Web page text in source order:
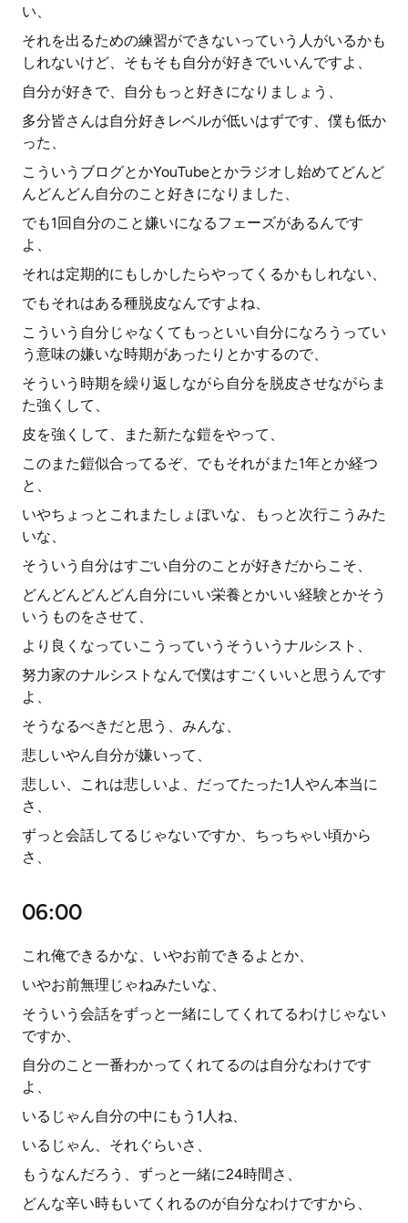
い、
それを出るための練習ができないっていう人がいるかも
しれないけど、そもそも自分が好きでいいんですよ、
自分が好きで、自分もっと好きになりましょう、
多分皆さんは自分好きレベルが低いはずです、僕も低か
った、
こういうブログとかYouTubeとかラジオし始めてどんど
んどんどん自分のこと好きになりました、
でも1回自分のこと嫌いになるフェーズがあるんです
よ、
それは定期的にもしかしたらやってくるかもしれない、
でもそれはある種脱皮なんですよね、
こういう自分じゃなくてもっといい自分になろうってい
う意味の嫌いな時期があったりとかするので、
そういう時期を繰り返しながら自分を脱皮させながらま
た強くして、
皮を強くして、また新たな鎧をやって、
このまた鎧似合ってるぞ、でもそれがまた1年とか経つ
と、
いやちょっとこれまたしょぼいな、もっと次行こうみた
いな、
そういう自分はすごい自分のことが好きだからこそ、
どんどんどんどん自分にいい栄養とかいい経験とかそう
いうものをさせて、
より良くなっていこうっていうそういうナルシスト、
努力家のナルシストなんで僕はすごくいいと思うんです
よ、
そうなるべきだと思う、みんな、
悲しいやん自分が嫌いって、
悲しい、これは悲しいよ、だってたった1人やん本当に
さ、
ずっと会話してるじゃないですか、ちっちゃい頃から
さ、
06:00
これ俺できるかな、いやお前できるよとか、
いやお前無理じゃねみたいな、
そういう会話をずっと一緒にしてくれてるわけじゃない
ですか、
自分のこと一番わかってくれてるのは自分なわけです
よ、
いるじゃん自分の中にもう1人ね、
いるじゃん、それぐらいさ、
もうなんだろう、ずっと一緒に24時間さ、
どんな辛い時もいてくれるのが自分なわけですから、